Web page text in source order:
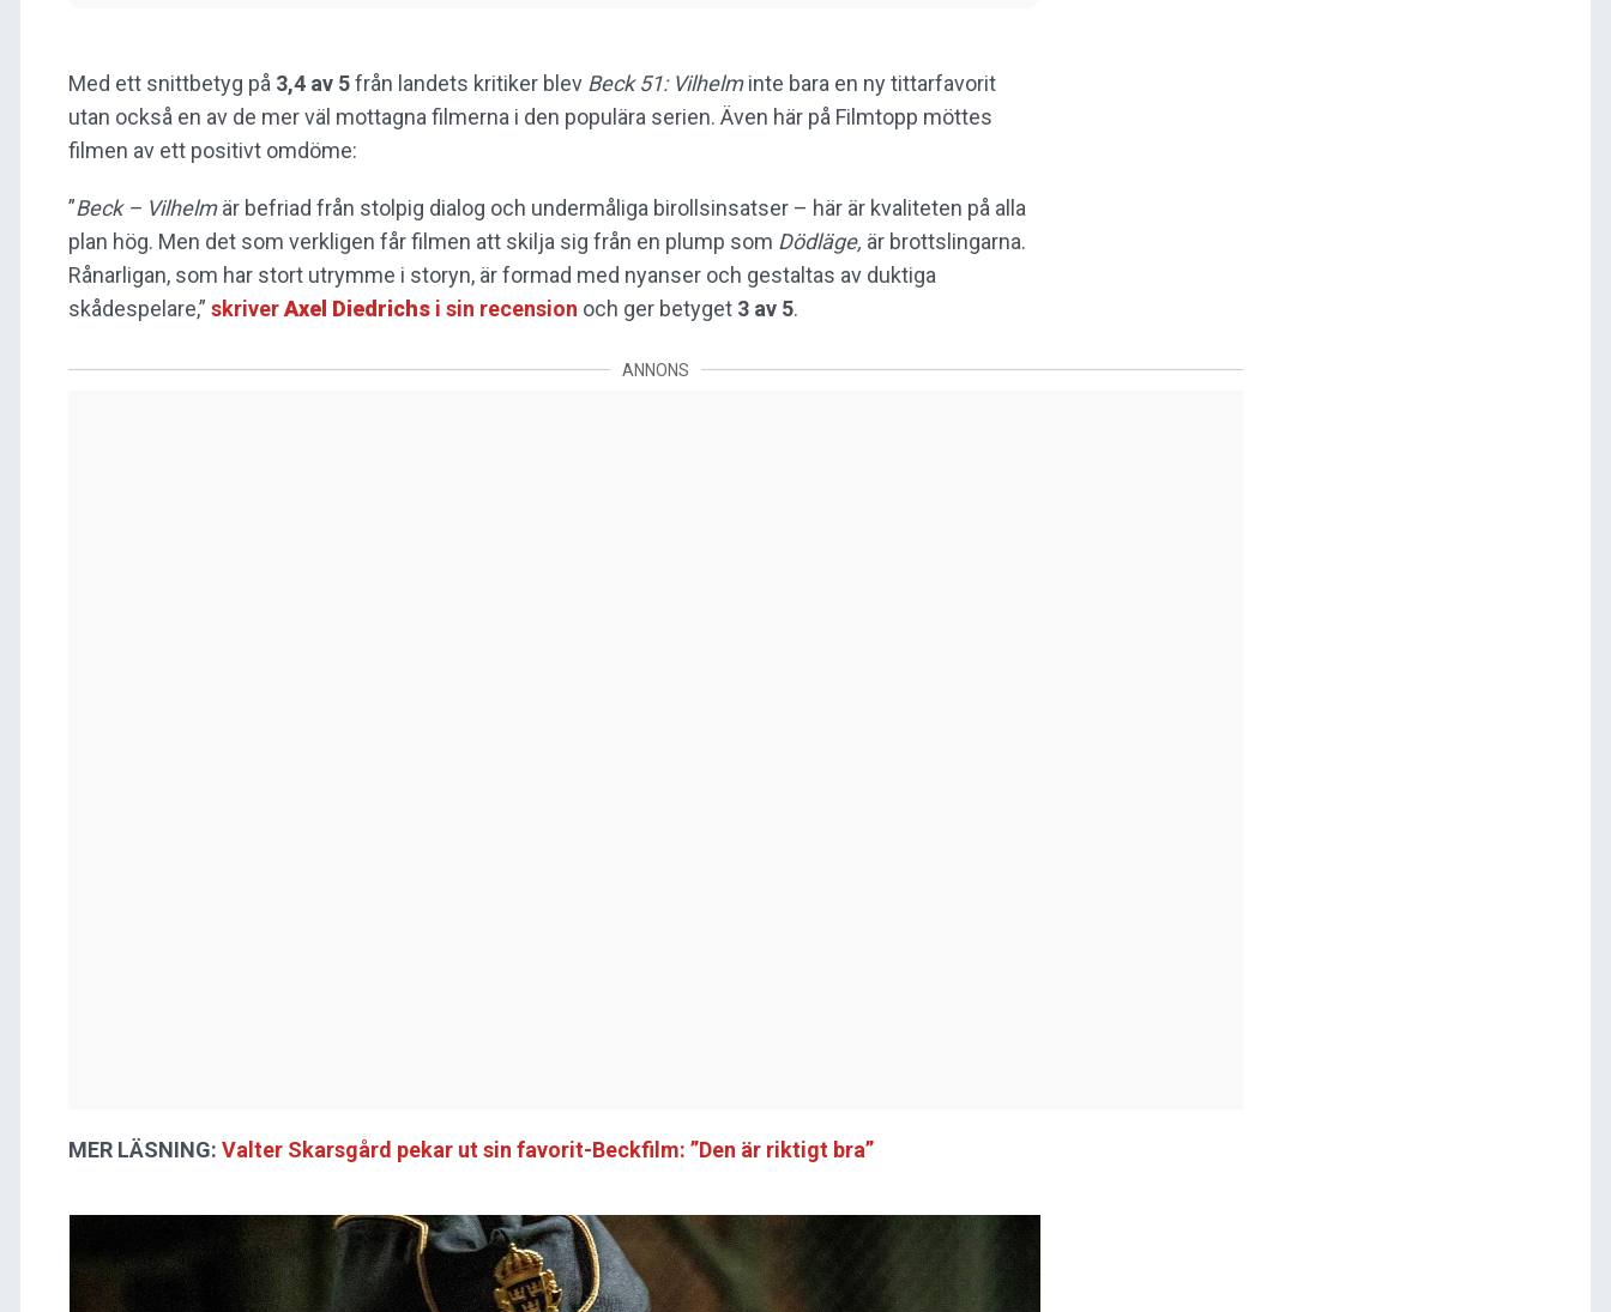
Med ett snittbetyg på 3,4 av 5från landets kritiker blev Beck 51: Vilhelminte bara en ny tittarfavorit
utan också en av de mer väl mottagna filmerna i den populära serien. Även här på Filmtopp möttes
filmen av ett positivt omdöme:
”Beck – Vilhelmär befriad från stolpig dialog och undermåliga birollsinsatser – här är kvaliteten på alla
plan hög. Men det som verkligen får filmen att skilja sig från en plump som Dödläge, är brottslingarna.
Rånarligan, som har stort utrymme i storyn, är formad med nyanser och gestaltas av duktiga
skådespelare,” skriverAxel Diedrichs i sin recension och ger betyget 3 av 5.
ANNONS
MER LÄSNING: Valter Skarsgård pekar ut sin favorit-Beckfilm: ”Den är riktigt bra”